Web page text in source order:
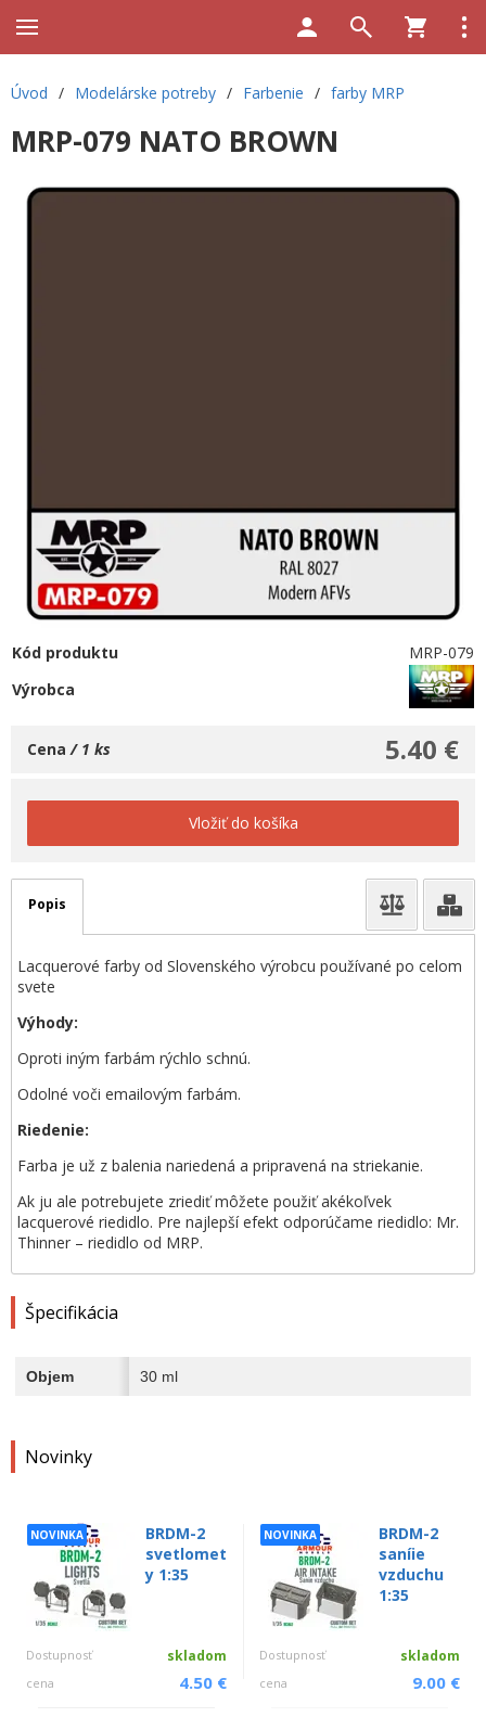
Novinky
NOVINKA
BRDM-2
svetlomet
y 1:35
Dostupnosť skladom
cena 4.50 €
NOVINKA
BRDM-2
saníie
vzduchu
1:35
Dostupnosť skladom
cena 9.00 €
Úvod / Modelárske potreby / Farbenie / farby MRP
MRP-079 NATO BROWN
Kód produktu
MRP-079
Výrobca
5.40 €
Cena / 1 ks
Vložiť do košíka
Popis
Lacquerové farby od Slovenského výrobcu používané po celom
svete
Výhody:
Oproti iným farbám rýchlo schnú.
Odolné voči emailovým farbám.
Riedenie:
Farba je už z balenia nariedená a pripravená na striekanie.
Ak ju ale potrebujete zriediť môžete použiť akékoľvek
lacquerové riedidlo. Pre najlepší efekt odporúčame riedidlo: Mr.
Thinner – riedidlo od MRP.
Špecifikácia
Objem 30 ml